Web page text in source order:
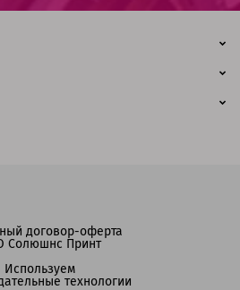
договор-оферта
Солюшнс Принт
Используем
технологии